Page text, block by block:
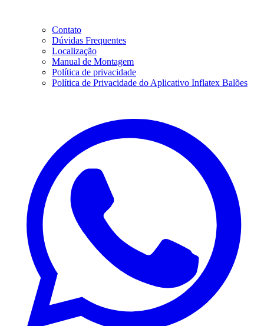
Contato
Dúvidas Frequentes
Localização
Manual de Montagem
Política de privacidade
Política de Privacidade do Aplicativo Inflatex Balões